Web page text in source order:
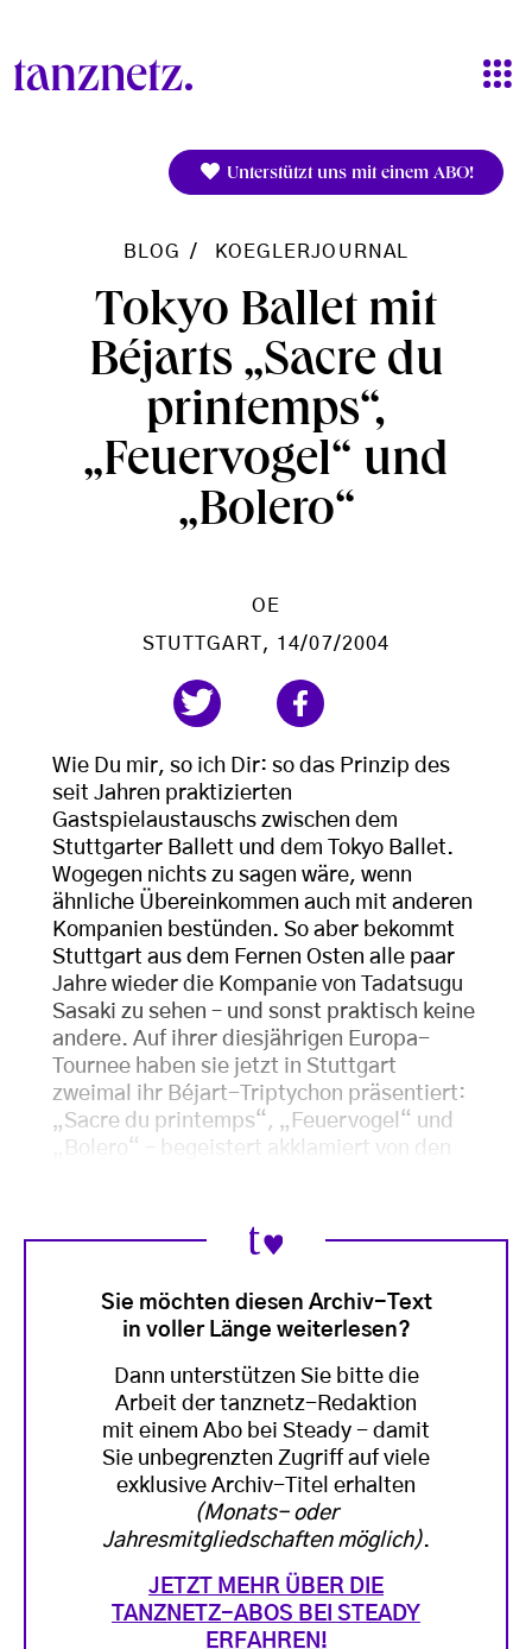
Unterstützt uns mit einem ABO!
BLOG KOEGLERJOURNAL
Tokyo Ballet mit
Béjarts „Sacre du
printemps“,
„Feuervogel“ und
„Bolero“
OE
STUTTGART
, 14/07/2004
Wie Du mir, so ich Dir: so das Prinzip des
seit Jahren praktizierten
Gastspielaustauschs zwischen dem
Stuttgarter Ballett und dem Tokyo Ballet.
Wogegen nichts zu sagen wäre, wenn
ähnliche Übereinkommen auch mit anderen
Kompanien bestünden. So aber bekommt
Stuttgart aus dem Fernen Osten alle paar
Jahre wieder die Kompanie von Tadatsugu
Sasaki zu sehen – und sonst praktisch keine
andere. Auf ihrer diesjährigen Europa-
Tournee haben sie jetzt in Stuttgart
zweimal ihr Béjart-Triptychon präsentiert:
„Sacre du printemps“, „Feuervogel“ und
„Bolero“ – begeistert akklamiert von den
Sie möchten diesen Archiv-Text
in voller Länge weiterlesen?
Dann unterstützen Sie bitte die
Arbeit der tanznetz-Redaktion
mit einem Abo bei Steady - damit
Sie unbegrenzten Zugriff auf viele
exklusive Archiv-Titel erhalten
(Monats- oder
Jahresmitgliedschaften möglich).
JETZT MEHR ÜBER DIE
TANZNETZ-ABOS BEI STEADY
ERFAHREN!